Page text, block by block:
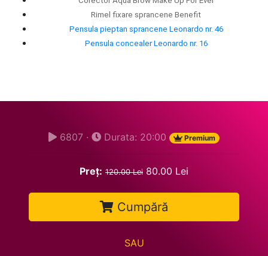
Rimel fixare sprancene Benefit
Pensula pieptan sprancene Leonardo nr. 46
Pensula concealer Leonardo nr. 16
6807 · Durata: 20:00 Premium
Preț: 120.00 Lei 80.00 Lei
Cumpără
SAU